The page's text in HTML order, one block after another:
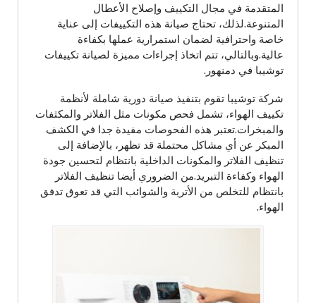
المتقدمة في مجال التكييف وإصلاح الأعطال
المتنوعة.لذلك، تحتاج صيانة هذه التكييفات إلى عناية
خاصة واحترافية لضمان استمرارية عملها بكفاءة
عالية.وبالتالي، تتم اتخاذ إجراءات مميزة لصيانة تكييفات
توشيبا في دمنهور.
شركة توشيبا تقوم بتنفيذ صيانة دورية شاملة لأنظمة
تكييف الهواء، تشمل فحص مكونات مثل الفلاتر والمكثفات
والمبخرات.تعتبر هذه الفحوصات مفيدة جدا في الكشف
المبكر عن أي مشاكل محتملة قد تظهر، بالإضافة إلى
تنظيف الفلاتر والمكونات الداخلية بانتظام لتحسين جودة
الهواء وكفاءة التبريد.من الضروري أيضا تنظيف الفلاتر
بانتظام للتخلص من الأتربة والشوائب التي قد تعوق تدفق
الهواء.